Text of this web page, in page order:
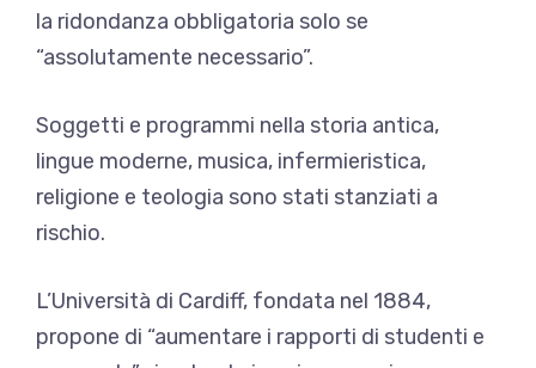
la ridondanza obbligatoria solo se
“assolutamente necessario”.
Soggetti e programmi nella storia antica,
lingue moderne, musica, infermieristica,
religione e teologia sono stati stanziati a
rischio.
L’Università di Cardiff, fondata nel 1884,
propone di “aumentare i rapporti di studenti e